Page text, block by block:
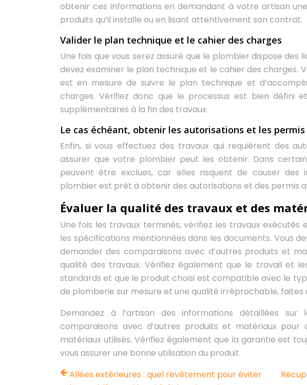
obtenir ces informations en demandant à votre artisan
produits qu’il installe ou en lisant attentivement son contrat.
Valider le plan technique et le cahier des charges
Une fois que vous serez assuré que le plombier dispose des
devez examiner le plan technique et le cahier des charges.
est en mesure de suivre le plan technique et
charges. Vérifiez donc que le processus est bien défini
supplémentaires à la fin des travaux.
Le cas échéant, obtenir les autorisations et les permis
Enfin, si vous effectuez des travaux qui requièrent des
assurer que votre plombier peut les obtenir. Dans
peuvent être exclues, car elles risquent de causer des
plombier est prêt à obtenir des autorisations et des permis
Évaluer la qualité des travaux et des
Une fois les travaux terminés, vérifiez les travaux
les spécifications mentionnées dans les documents. Vous
demander des comparaisons avec d’autres produits et
qualité des travaux. Vérifiez également que le travail et
standards et que le produit choisi est compatible avec le
de plomberie sur mesure et une qualité irréprochable, faites
Demandez à l’artisan des informations détaillées sur
comparaisons avec d’autres produits et matériaux
matériaux utilisés. Vérifiez également que la garantie est
vous assurer une bonne utilisation du produit.
Allées extérieures : quel revêtement pour éviter